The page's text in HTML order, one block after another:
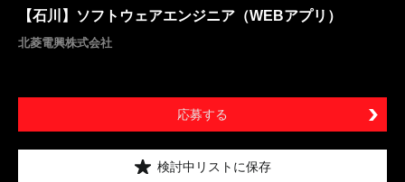
【石川】ソフトウェアエンジニア（WEBアプリ）
北菱電興株式会社
応募する
検討中リストに保存